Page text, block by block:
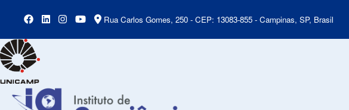
Rua Carlos Gomes, 250 - CEP: 13083-855 - Campinas, SP, Brasil